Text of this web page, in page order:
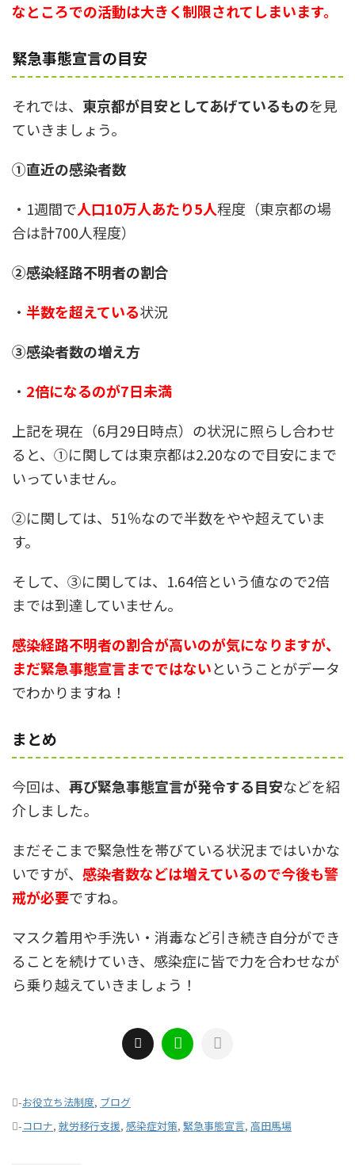
なところでの活動は大きく制限されてしまいます。
緊急事態宣言の目安
それでは、 東京都が目安としてあげているものを見
ていきましょう。
①直近の感染者数
・1週間で人口10万人あたり5人程度（東京都の場
合は計700人程度）
②感染経路不明者の割合
・ 半数を超えている状況
③感染者数の増え方
・ 2倍になるのが7日未満
上記を現在（6月29日時点）の状況に照らし合わせ
ると、①に関しては東京都は2.20なので目安にまで
いっていません。
②に関しては、51％なので半数をやや超えていま
す。
そして、③に関しては、1.64倍という値なので2倍
までは到達していません。
感染経路不明者の割合が高いのが気になりますが、
まだ緊急事態宣言までではないということがデータ
でわかりますね！
まとめ
今回は、 再び緊急事態宣言が発令する目安などを紹
介しました。
まだそこまで緊急性を帯びている状況まではいかな
いですが、 感染者数などは増えているので今後も警
戒が必要ですね。
マスク着用や手洗い・消毒など引き続き自分ができ
ることを続けていき、感染症に皆で力を合わせなが
ら乗り越えていきましょう！
-お役立ち法制度, ブログ
-コロナ, 就労移行支援, 感染症対策, 緊急事態宣言, 高田馬場